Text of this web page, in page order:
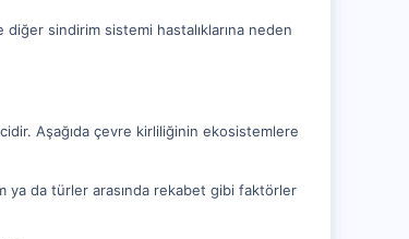
sindirim sistemi hastalıklarına neden
Aşağıda çevre kirliliğinin ekosistemlere
ya da türler arasında rekabet gibi faktörler